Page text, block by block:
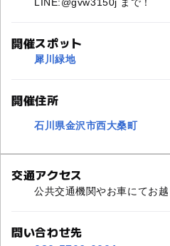
開催スポット
犀川緑地
開催住所
石川県金沢市西大桑町
交通アクセス
公共交通機関やお車にてお越
問い合わせ先